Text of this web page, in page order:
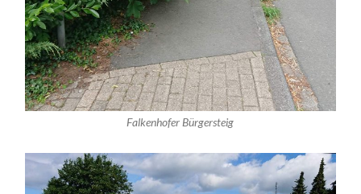
Falkenhofer Bürgersteig